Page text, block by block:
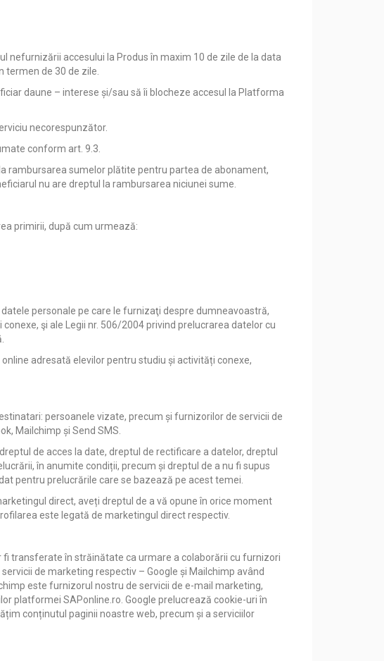
nefurnizării accesului la Produs în maxim 10 de zile de la data
termen de 30 de zile.
daune – interese și/sau să îi blocheze accesul la Platforma
necorespunzător.
conform art. 9.3.
rambursarea sumelor plătite pentru partea de abonament,
nu are dreptul la rambursarea niciunei sume.
primirii, după cum urmează:
personale pe care le furnizaţi despre dumneavoastră,
şi ale Legii nr. 506/2004 privind prelucrarea datelor cu
adresată elevilor pentru studiu și activități conexe,
persoanele vizate, precum și furnizorilor de servicii de
Mailchimp și Send SMS.
de acces la date, dreptul de rectificare a datelor, dreptul
în anumite condiții, precum și dreptul de a nu fi supus
pentru prelucrările care se bazează pe acest temei.
direct, aveți dreptul de a vă opune în orice moment
este legată de marketingul direct respectiv.
transferate în străinătate ca urmare a colaborării cu furnizori
de marketing respectiv – Google și Mailchimp având
este furnizorul nostru de servicii de e-mail marketing,
platformei SAPonline.ro. Google prelucrează cookie-uri în
conținutul paginii noastre web, precum și a serviciilor